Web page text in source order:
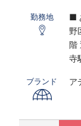
※
※
〇
勤務地
■
野
階
寺
ブランド ア